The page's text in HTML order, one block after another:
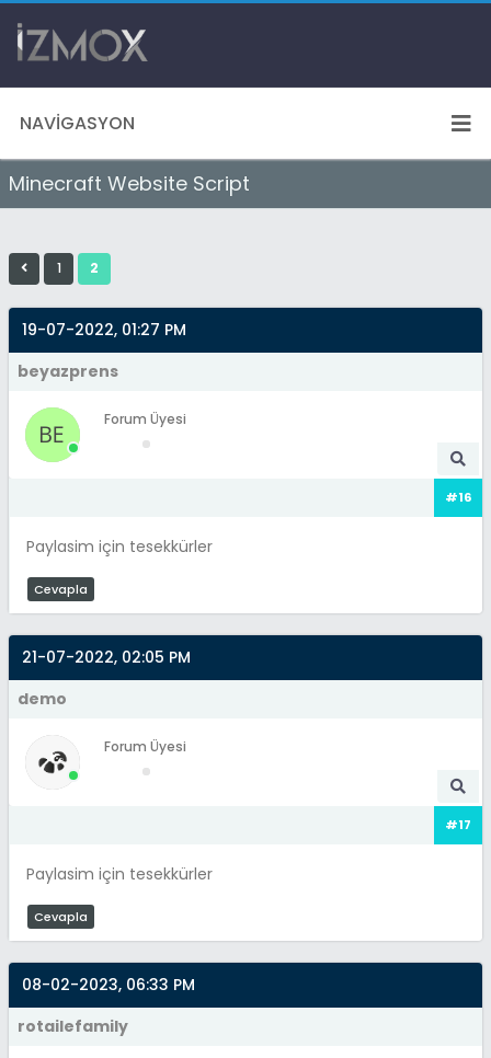
NAVIGASYON
Minecraft Website Script
1 2
19-07-2022, 01:27 PM
beyazprens
Forum Üyesi
#16
Paylasim için tesekkürler
Cevapla
21-07-2022, 02:05 PM
demo
Forum Üyesi
#17
Paylasim için tesekkürler
Cevapla
08-02-2023, 06:33 PM
rotailefamily